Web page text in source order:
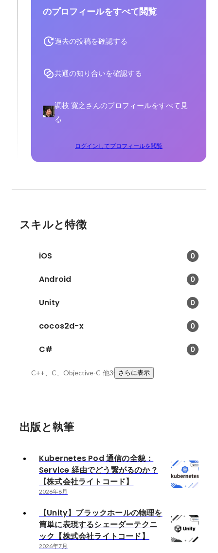
のプロフィールをすべて閲覧
過去の投稿を確認する
共通の知り合いを確認する
調枝 寛之さんのプロフィールをすべて見
る
ログインしてプロフィールを閲覧
スキルと特徴
iOS 0
Android 0
Unity 0
cocos2d-x 0
C# 0
C++、C、Objective-C 他3件さらに表示
出版と執筆
Kubernetes Pod 通信の全貌：
Service 経由でどう繋がるのか？
【株式会社ライトコード】
2026年8月
【Unity】ブラックホールの物理を
簡単に表現するシェーダーテクニ
ック【株式会社ライトコード】
2026年7月